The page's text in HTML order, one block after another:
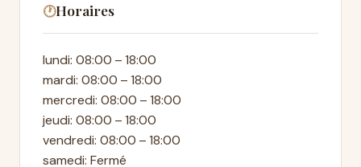
🕐Horaires
lundi: 08:00 – 18:00
mardi: 08:00 – 18:00
mercredi: 08:00 – 18:00
jeudi: 08:00 – 18:00
vendredi: 08:00 – 18:00
samedi: Fermé